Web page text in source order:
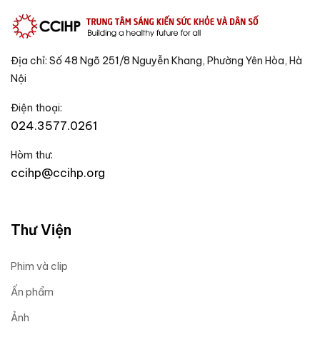
Địa chỉ: Số 48 Ngõ 251/8 Nguyễn Khang, Phường Yên Hòa, Hà
Nội
Điện thoại:
024.3577.0261
Hòm thư:
ccihp@ccihp.org
Thư Viện
Phim và clip
Ấn phẩm
Ảnh